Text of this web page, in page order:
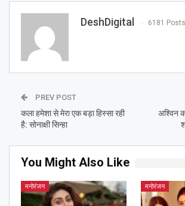
DeshDigital 6181 Posts
PREV POST
कला हमेशा से मेरा एक बड़ा हिस्सा रही
है: सोनाक्षी सिन्हा
अश्विन
You Might Also Like
मनोरंजन मनोरंजन